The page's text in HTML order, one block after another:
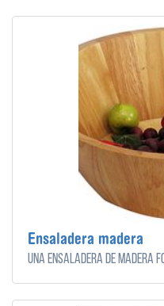
Ensaladera madera
Una ensaladera de madera